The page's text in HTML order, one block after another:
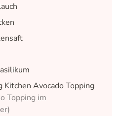
Kitchen Avocado Topping
Topping im